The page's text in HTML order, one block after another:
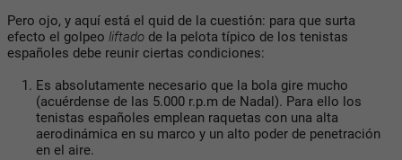
Pero ojo, y aquí está el quid de la cuestión: para que surta
efecto el golpeo liftado de la pelota típico de los tenistas
españoles debe reunir ciertas condiciones:
Es absolutamente necesario que la bola gire mucho
(acuérdense de las 5.000 r.p.m de Nadal). Para ello los
tenistas españoles emplean raquetas con una alta
aerodinámica en su marco y un alto poder de penetración
en el aire.